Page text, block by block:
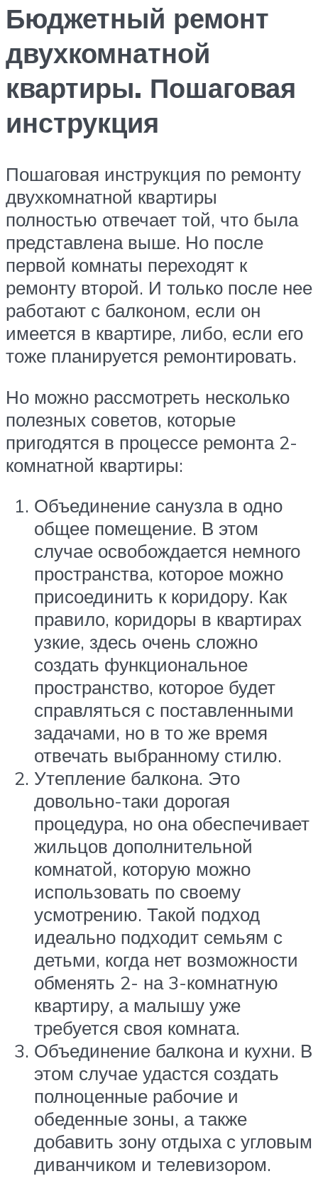
Бюджетный ремонт
двухкомнатной
квартиры. Пошаговая
инструкция
Пошаговая инструкция по ремонту
двухкомнатной квартиры
полностью отвечает той, что была
представлена выше. Но после
первой комнаты переходят к
ремонту второй. И только после нее
работают с балконом, если он
имеется в квартире, либо, если его
тоже планируется ремонтировать.
Но можно рассмотреть несколько
полезных советов, которые
пригодятся в процессе ремонта 2-
комнатной квартиры:
Объединение санузла в одно
общее помещение. В этом
случае освобождается немного
пространства, которое можно
присоединить к коридору. Как
правило, коридоры в квартирах
узкие, здесь очень сложно
создать функциональное
пространство, которое будет
справляться с поставленными
задачами, но в то же время
отвечать выбранному стилю.
Утепление балкона. Это
довольно-таки дорогая
процедура, но она обеспечивает
жильцов дополнительной
комнатой, которую можно
использовать по своему
усмотрению. Такой подход
идеально подходит семьям с
детьми, когда нет возможности
обменять 2- на 3-комнатную
квартиру, а малышу уже
требуется своя комната.
Объединение балкона и кухни. В
этом случае удастся создать
полноценные рабочие и
обеденные зоны, а также
добавить зону отдыха с угловым
диванчиком и телевизором.